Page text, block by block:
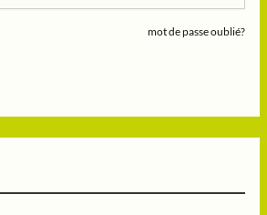
mot de passe oublié?